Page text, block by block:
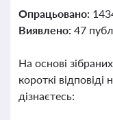
Опрацьовано:
Виявлено: 47
На основі
короткі відповіді
дізнаєтесь: